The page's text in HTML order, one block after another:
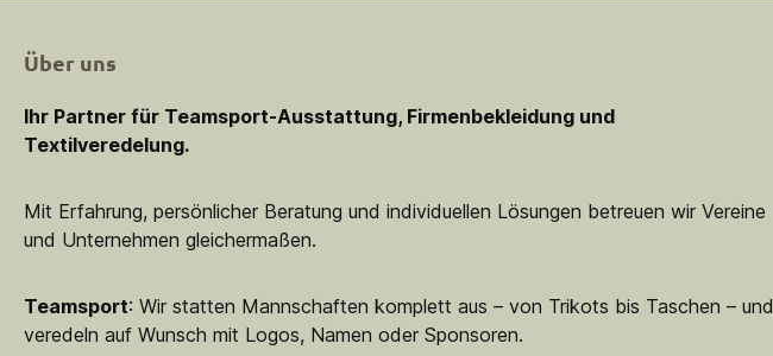
Über uns
Ihr Partner für Teamsport-Ausstattung, Firmenbekleidung und
Textilveredelung.
Mit Erfahrung, persönlicher Beratung und individuellen Lösungen betreuen wir Vereine
und Unternehmen gleichermaßen.
Teamsport: Wir statten Mannschaften komplett aus – von Trikots bis Taschen – und
veredeln auf Wunsch mit Logos, Namen oder Sponsoren.